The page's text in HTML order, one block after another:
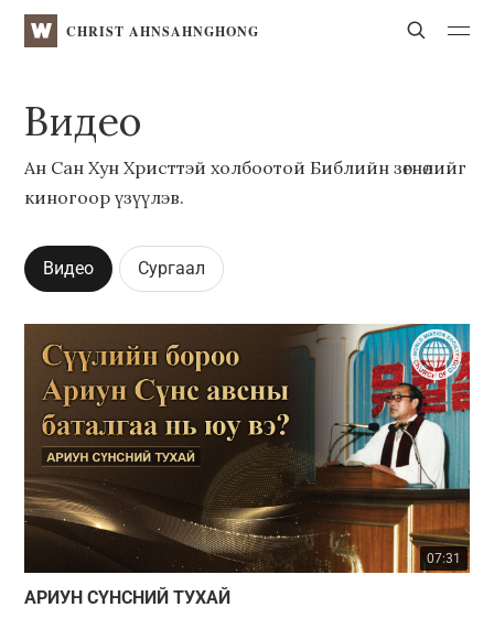
WATVCHRIST AHNSAHNGHONG Search
Видео
Ан Сан Хун Христтэй холбоотой Библийн зөгнөлийг
киногоор үзүүлэв.
Видео Сургаал
07:31
АРИУН СҮНСНИЙ ТУХАЙ